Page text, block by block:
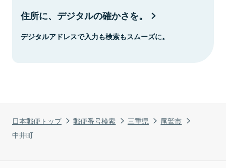
日本郵便トップ 郵便番号検索 三重県
尾鷲市
中井町
住所に、デジタルの確かさを。
デジタルアドレスで入力も検索もスムーズに。